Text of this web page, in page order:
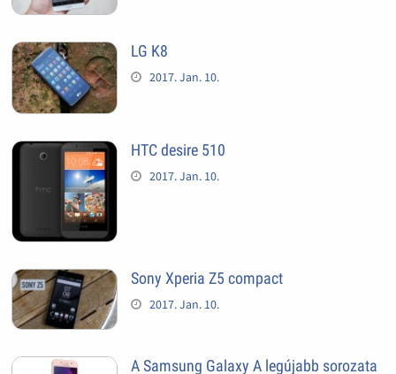
LG K8
2017. Jan. 10.
HTC desire 510
2017. Jan. 10.
Sony Xperia Z5 compact
2017. Jan. 10.
A Samsung Galaxy A legújabb sorozata